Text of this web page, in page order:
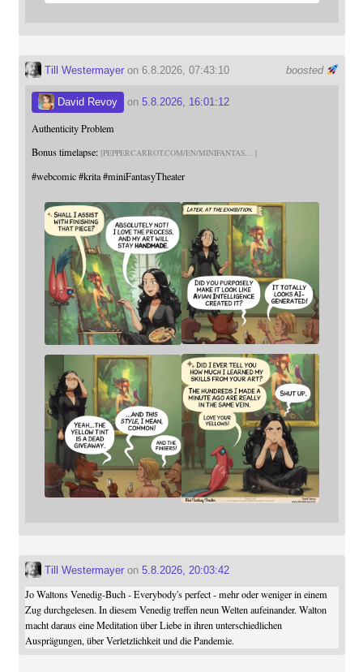
boosted
Till Westermayeron 6.8.2026, 07:43:10
David Revoy on 5.8.2026, 16:01:12
Authenticity Problem
Bonus timelapse: PEPPERCARROT.COM/EN/MINIFANTAS
#webcomic #krita #miniFantasyTheater
Till Westermayeron 5.8.2026, 20:03:42
Jo Waltons Venedig-Buch - Everybody's perfect - mehr oder weniger in einem
Zug durchgelesen. In diesem Venedig treffen neun Welten aufeinander. Walton
macht daraus eine Meditation über Liebe in ihren unterschiedlichen
Ausprägungen, über Verletzlichkeit und die Pandemie.